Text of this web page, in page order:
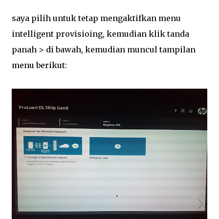
saya pilih untuk tetap mengaktifkan menu
intelligent provisioing, kemudian klik tanda
panah > di bawah, kemudian muncul tampilan
menu berikut: